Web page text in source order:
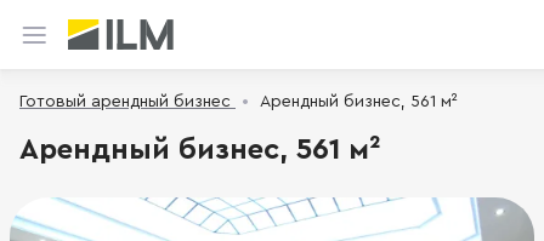
Готовый арендный бизнес Арендный бизнес, 561 м²
Арендный бизнес, 561 м²